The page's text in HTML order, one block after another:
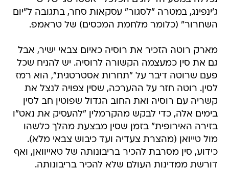
ג'ינפינג, במטרה "לסגור" עסקאות סחר, בתגובה ל"יום
השחרור" (כלומר מלחמת המכסים) של טראמפ.
מארק רוטה הזכיר את רוסיה כאיום צבאי ישיר, אבל
גם את סין כמעצמה הקשורה לרוסיה. יש להניח שכל
פעם שרוטה דיבר על "תחרות אסטרטגית", הוא רמז
לסין. רוטה חזר על ההערכה, שסין צפויה לנצל את
קשריה עם רוסיה ואת החוב הגדול שפוטין חב לסין
בימים אלה, כדי לבקש מהקרמלין "להעסיק את נאט"ו
בזירה האירופית" בזמן שסין מבצעת מהלך כלשהו
מול טייואן (מהצרת צעדיה ועד כיבוש צבאי מלא).
כידוע, סין מסרבת להכיר בריבונותה של טאייוואן, ואף
דורשת ממדינות העולם שלא להכיר בריבונותה.